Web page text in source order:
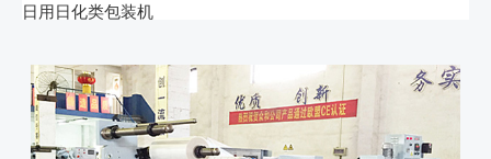
日用日化类包装机